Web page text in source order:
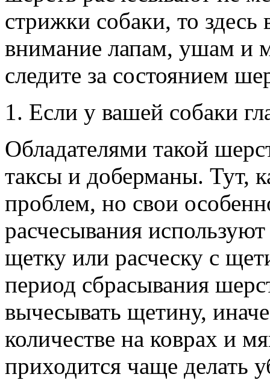
стрижки собаки, то здесь
внимание лапам, ушам и
следите за состоянием
1. Если у вашей собаки
Обладателями такой
таксы и доберманы. Тут,
проблем, но свои
расчесывания
щетку или расческу с
период сбрасывания
вычесывать щетину,
количестве на коврах и
приходится чаще делать